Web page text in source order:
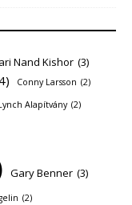
Nand Kishor (3)
Conny Larsson (2)
Alapítvány (2)
Gary Benner (3)
(2)